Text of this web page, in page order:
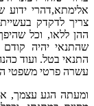
אלימתא,דהרי
צריך לדקדק
ההן ללאו, וכל
שהתנאי יהיה
התנאי בטל. ועוד
עשרה פרטי משפטי
ומעתה הגע עצמך,